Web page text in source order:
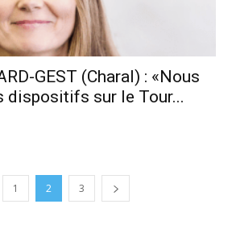
GEST (Charal) : «Nous
dispositifs sur le Tour...
1 2 3